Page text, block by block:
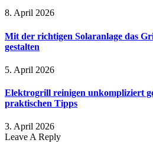
8. April 2026
Mit der richtigen Solaranlage das
gestalten
5. April 2026
Elektrogrill reinigen unkompliziert
praktischen Tipps
3. April 2026
Leave A Reply